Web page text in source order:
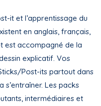
it et l’apprentissage du
en anglais, français,
est accompagné de la
explicatif. Vos
Post-its partout dans
Les packs
intermédiaires et